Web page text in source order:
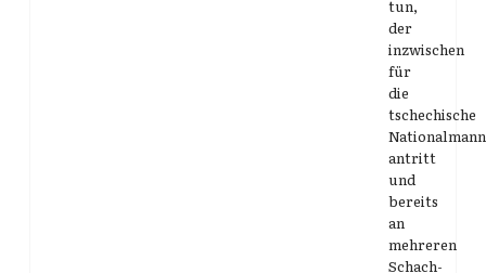
tun,
der
inzwischen
für
die
tschechische
antritt
und
bereits
an
mehreren
Schach-